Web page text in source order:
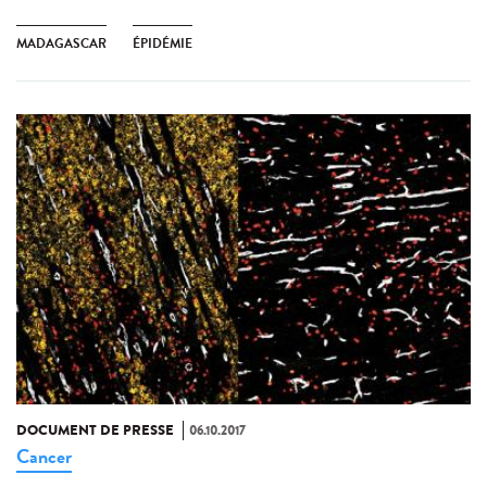
MADAGASCAR ÉPIDÉMIE
DOCUMENT DE PRESSE 06.10.2017
Cancer